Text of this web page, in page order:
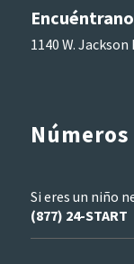
1140 W.
Si eres un niño
(877) 24-START